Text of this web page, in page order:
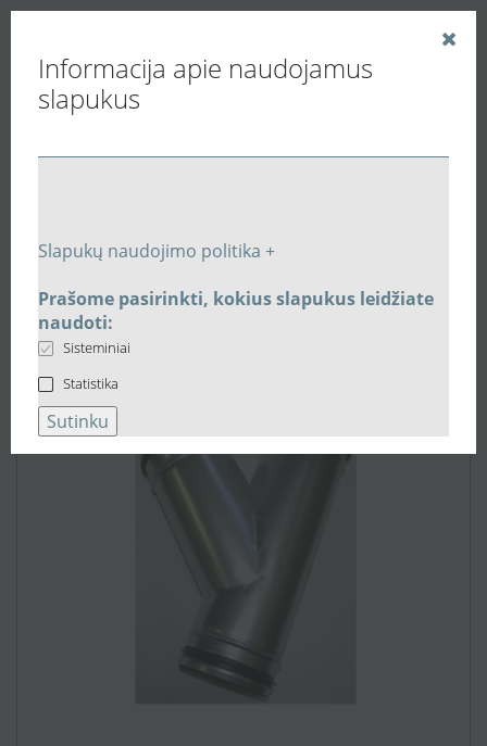
Informacija apie naudojamus
slapukus
Slapukų naudojimo politika +
Prašome pasirinkti, kokius slapukus leidžiate
naudoti:
Sisteminiai
Statistika
Sutinku
Vedinu.LT
Vėdinimo ortakiai, slopintuvai, filtrai.
Plieninis trišakis Ø200mm atšaka Ø160mm-45°
TSVL200160